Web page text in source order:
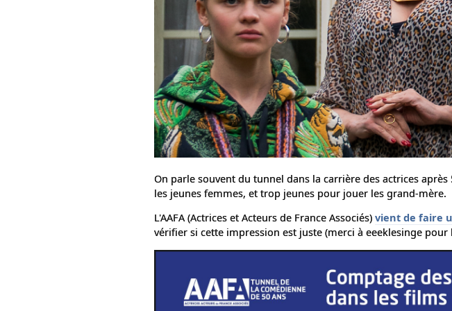
On parle souvent du tunnel dans la carrière des actrices
les jeunes femmes, et trop jeunes pour jouer les grand-mère.
L'AAFA (Actrices et Acteurs de France Associés) vient de faire
vérifier si cette impression est juste (merci à eeeklesinge pour